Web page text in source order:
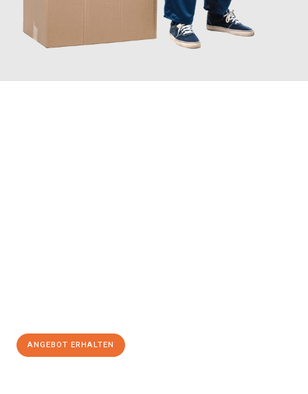
ANGEBOT ERHALTEN